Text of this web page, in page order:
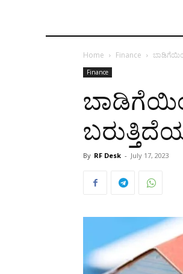
Home Finance
Finance
By RF Desk - July 17, 2023